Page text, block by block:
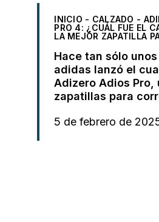
INICIO - CALZADO -
PRO 4: ¿CUÁL FUE EL
LA MEJOR ZAPATILLA
Hace tan sólo
adidas lanzó el
Adizero Adios Pro,
zapatillas para
5 de febrero de